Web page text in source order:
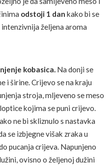
odstoji 1 dan kako bi se
željena aroma
kobasica. Na donji se
i širine. Crijevo se na kraju
stroja, mljeveno se meso
kojima se puni crijevo.
ne bi skliznulo s nastavka
se izbjegne višak zraka u
pucanja crijeva. Napunjeno
ovisno o željenoj dužini